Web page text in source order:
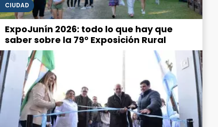
CIUDAD
ExpoJunín 2026: todo lo que hay que
saber sobre la 79° Exposición Rural